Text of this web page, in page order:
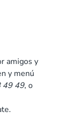
amigos y
y menú
49 49, o